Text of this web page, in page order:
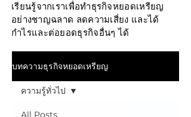
เรียนรู้จากเราเพื่อทำธุรกิจหยอดเหรียญ
อย่างชาญฉลาด ลดความเสี่ยง และได้
กำไรและต่อยอดธุรกิจอื่นๆ ได้
บทความธุรกิจหยอดเหรียญ
All Posts
ความรู้ทั่วไป